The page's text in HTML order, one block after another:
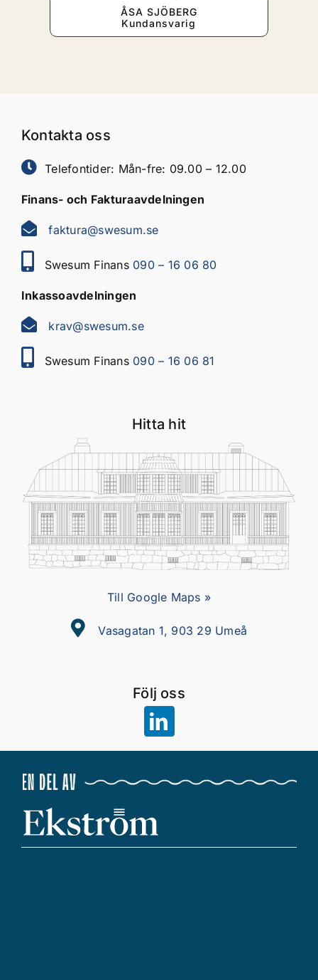
ÅSA SJÖBERG
Kundansvarig
Kontakta oss
Telefontider: Mån-fre: 09.00 – 12.00
Finans- och Fakturaavdelningen
faktura@swesum.se
Swesum Finans 090 – 16 06 80
Inkassoavdelningen
krav@swesum.se
Swesum Finans 090 – 16 06 81
Hitta hit
Till Google Maps »
Vasagatan 1, 903 29 Umeå
Följ oss